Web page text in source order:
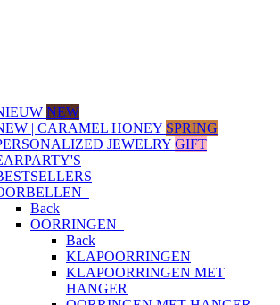
NEW
| CARAMEL HONEY SPRING
JEWELRY GIFT
Back
OORRINGEN
Back
KLAPOORRINGEN
KLAPOORRINGEN MET
HANGER